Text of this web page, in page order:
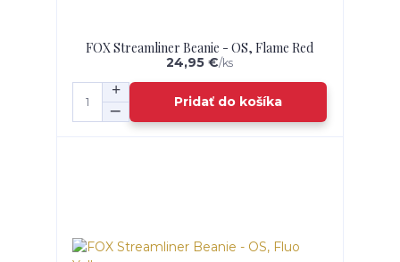
FOX Streamliner Beanie - OS, Flame Red
24,95 €/ks
Pridať do košíka